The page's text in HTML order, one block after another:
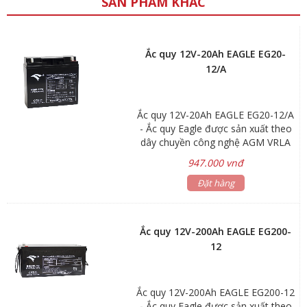
Ắc quy 12V-20Ah EAGLE EG20-
12/A
Ắc quy 12V-20Ah EAGLE EG20-12/A
- Ắc quy Eagle được sản xuất theo
dây chuyền công nghệ AGM VRLA
hiện đại. Việc thiết kế kín đặc biệt
giúp ắc quy không bị rò rỉ dung dịch
và có thể sử dụng an toàn cho mọi
thiện thành phần tấm cực và cân
bằng hệ thống điện dịch, cải thiện
khả năng bình phục ắc quy sau khi
cao, đáp ứng theo tiêu chuẩn quốc
947.000 vnđ
Đặt hàng
Ắc quy 12V-200Ah EAGLE EG200-
12
Ắc quy 12V-200Ah EAGLE EG200-12